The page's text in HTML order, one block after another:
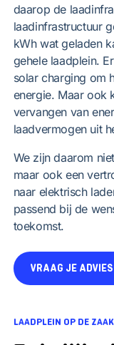
daarop de
laadinfrastructuur
kWh wat geladen
gehele laadplein.
solar charging om
energie. Maar ook
vervangen van
laadvermogen uit
We zijn daarom
maar ook een
naar elektrisch
passend bij de
toekomst.
VRAAG JE
LAADPLEIN OP DE ZAAK